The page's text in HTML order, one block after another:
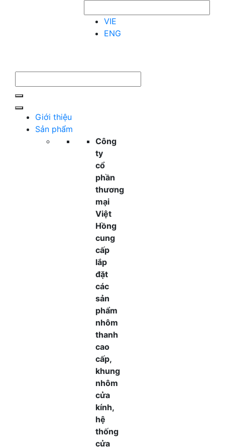
VIE
ENG
Giới thiệu
Sản phẩm
Công
ty
cổ
phần
thương
mại
Việt
Hồng
cung
cấp
lắp
đặt
các
sản
phẩm
nhôm
thanh
cao
cấp,
khung
nhôm
cửa
kính,
hệ
thống
cửa